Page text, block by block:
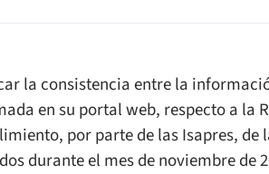
la consistencia entre la
en su portal web, respecto a la
por parte de las Isapres, de
durante el mes de noviembre de